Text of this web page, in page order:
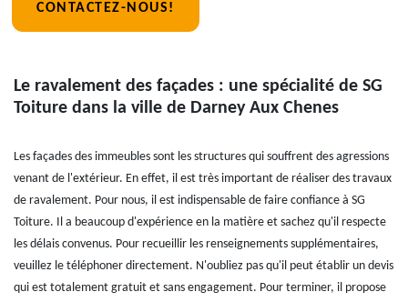
CONTACTEZ-NOUS!
Le ravalement des façades : une spécialité de SG
Toiture dans la ville de Darney Aux Chenes
Les façades des immeubles sont les structures qui souffrent des agressions
venant de l'extérieur. En effet, il est très important de réaliser des travaux
de ravalement. Pour nous, il est indispensable de faire confiance à SG
Toiture. Il a beaucoup d'expérience en la matière et sachez qu'il respecte
les délais convenus. Pour recueillir les renseignements supplémentaires,
veuillez le téléphoner directement. N'oubliez pas qu'il peut établir un devis
qui est totalement gratuit et sans engagement. Pour terminer, il propose